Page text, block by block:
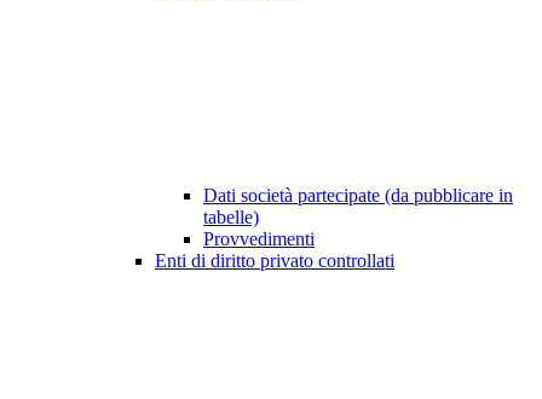
Dati società partecipate (da pubblicare in
tabelle)
Provvedimenti
Enti di diritto privato controllati